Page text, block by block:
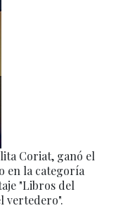
Coriat, ganó el
en la categoría
"Libros del
vertedero".